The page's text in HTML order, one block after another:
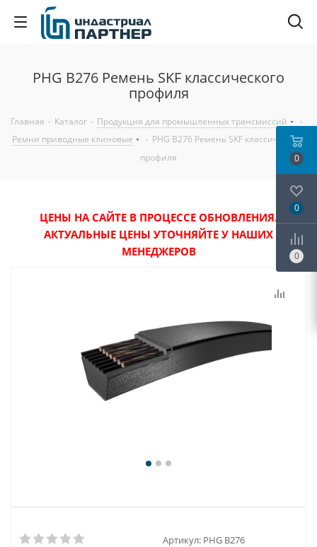
PHG B276 Ремень SKF классического
профиля
Главная - Каталог - Продукция для промышленных трансмиссий
-
Ремни приводные клиновые
- PHG B276 Ремень SKF классического
профиля
ЦЕНЫ НА САЙТЕ В ПРОЦЕССЕ ОБНОВЛЕНИЯ.
АКТУАЛЬНЫЕ ЦЕНЫ УТОЧНЯЙТЕ У НАШИХ
МЕНЕДЖЕРОВ
Артикул: PHG B276
0
0
0